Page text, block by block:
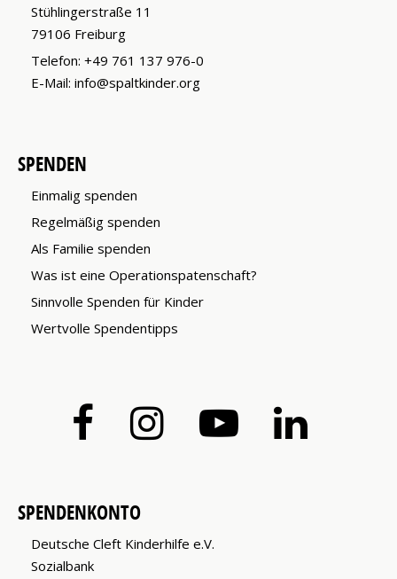
Stühlingerstraße 11
79106 Freiburg
Telefon: +49 761 137 976-0
E-Mail: info@spaltkinder.org
SPENDEN
Einmalig spenden
Regelmäßig spenden
Als Familie spenden
Was ist eine Operationspatenschaft?
Sinnvolle Spenden für Kinder
Wertvolle Spendentipps
SPENDENKONTO
Deutsche Cleft Kinderhilfe e.V.
Sozialbank